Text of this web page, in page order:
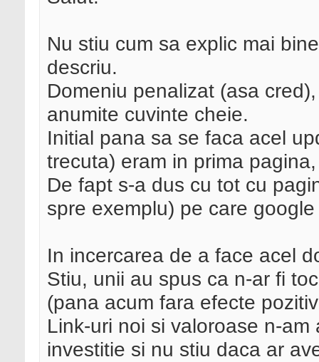
Nu stiu cum sa explic mai
descriu.
Domeniu penalizat (asa
anumite cuvinte cheie.
Initial pana sa se faca acel
trecuta) eram in prima
De fapt s-a dus cu tot cu
spre exemplu) pe care
In incercarea de a face acel
Stiu, unii au spus ca n-ar fi
(pana acum fara efecte
Link-uri noi si valoroase n-
investitie si nu stiu daca ar